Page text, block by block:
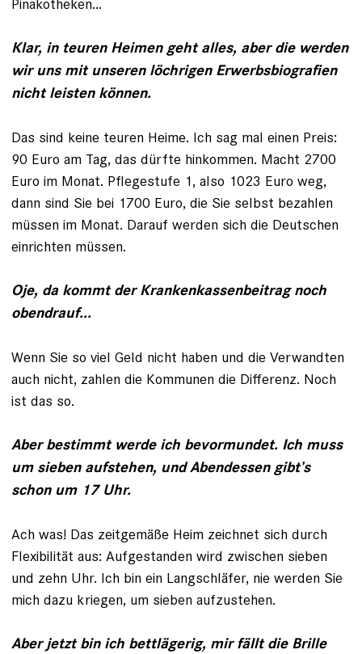
Pinakotheken...
Klar, in teuren Heimen geht alles, aber die werden
wir uns mit unseren löchrigen Erwerbsbiografien
nicht leisten können.
Das sind keine teuren Heime. Ich sag mal einen Preis:
90 Euro am Tag, das dürfte hinkommen. Macht 2700
Euro im Monat. Pflegestufe 1, also 1023 Euro weg,
dann sind Sie bei 1700 Euro, die Sie selbst be­zahlen
müssen im Monat. Darauf werden sich die Deutschen
einrichten müssen.
Oje, da kommt der Krankenkassenbeitrag noch
obendrauf...
Wenn Sie so viel Geld nicht haben und die Verwandten
auch nicht, zahlen die Kommunen die Differenz. Noch
ist das so.
Aber bestimmt werde ich bevormundet. Ich muss
um sieben aufstehen, und Abendessen gibt’s
schon um 17 Uhr.
Ach was! Das zeitgemäße Heim zeichnet sich durch
Flexibilität aus: Aufgestanden wird zwischen sieben
und zehn Uhr. Ich bin ein Langschläfer, nie werden Sie
mich dazu kriegen, um sieben aufzustehen.
Aber jetzt bin ich bettlägerig, mir fällt die Brille